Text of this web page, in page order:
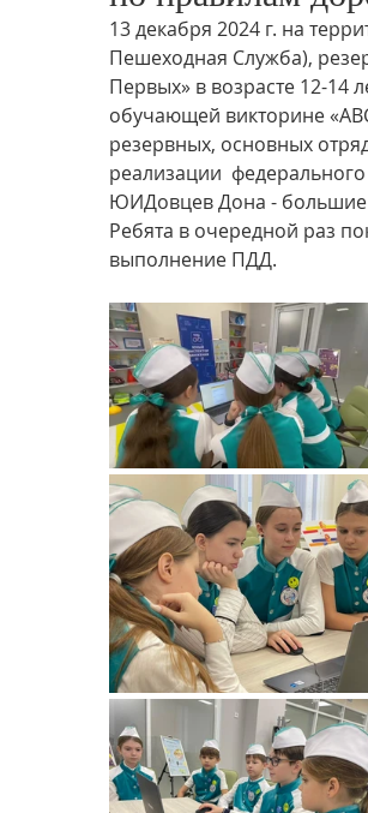
13 декабря 2024 г. на
Пешеходная Служба),
Первых» в возрасте 12-14
обучающей викторине
резервных, основных
реализации
ЮИДовцев Дона - большие
Ребята в очередной раз
выполнение ПДД.